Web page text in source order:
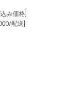
み価格]
配送]